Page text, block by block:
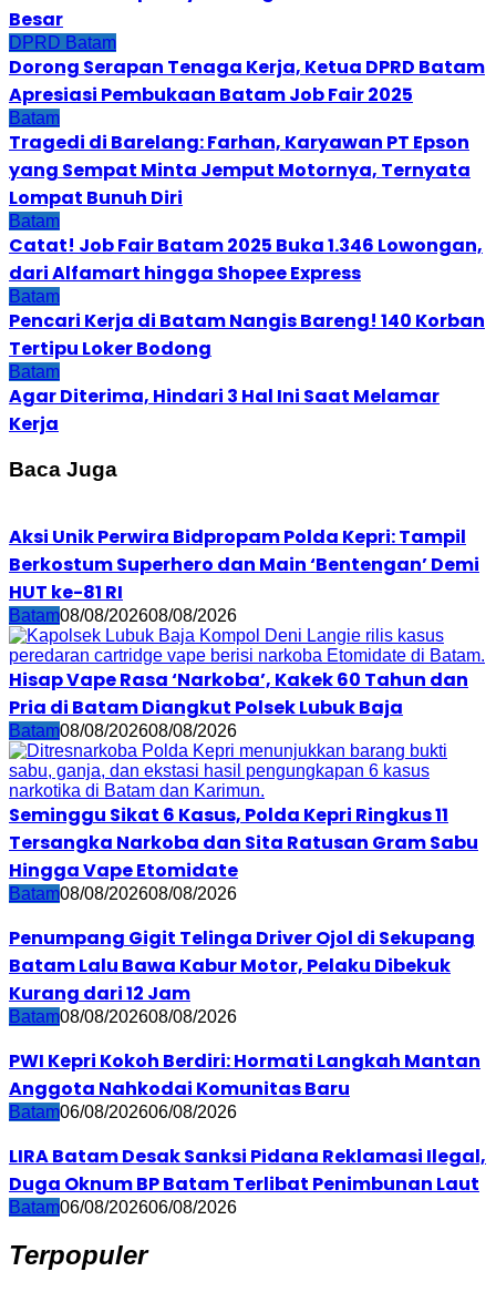
Besar
DPRD Batam
Dorong Serapan Tenaga Kerja, Ketua DPRD Batam
Apresiasi Pembukaan Batam Job Fair 2025
Batam
Tragedi di Barelang: Farhan, Karyawan PT Epson
yang Sempat Minta Jemput Motornya, Ternyata
Lompat Bunuh Diri
Batam
Catat! Job Fair Batam 2025 Buka 1.346 Lowongan,
dari Alfamart hingga Shopee Express
Batam
Pencari Kerja di Batam Nangis Bareng! 140 Korban
Tertipu Loker Bodong
Batam
Agar Diterima, Hindari 3 Hal Ini Saat Melamar
Kerja
Baca Juga
Aksi Unik Perwira Bidpropam Polda Kepri: Tampil
Berkostum Superhero dan Main ‘Bentengan’ Demi
HUT ke-81 RI
Batam08/08/202608/08/2026
Hisap Vape Rasa ‘Narkoba’, Kakek 60 Tahun dan
Pria di Batam Diangkut Polsek Lubuk Baja
Batam08/08/202608/08/2026
Seminggu Sikat 6 Kasus, Polda Kepri Ringkus 11
Tersangka Narkoba dan Sita Ratusan Gram Sabu
Hingga Vape Etomidate
Batam08/08/202608/08/2026
Penumpang Gigit Telinga Driver Ojol di Sekupang
Batam Lalu Bawa Kabur Motor, Pelaku Dibekuk
Kurang dari 12 Jam
Batam08/08/202608/08/2026
PWI Kepri Kokoh Berdiri: Hormati Langkah Mantan
Anggota Nahkodai Komunitas Baru
Batam06/08/202606/08/2026
LIRA Batam Desak Sanksi Pidana Reklamasi Ilegal,
Duga Oknum BP Batam Terlibat Penimbunan Laut
Batam06/08/202606/08/2026
Terpopuler